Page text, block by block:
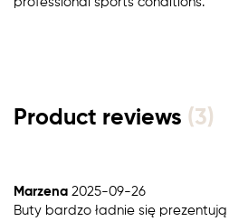
Product reviews (3)
Marzena 2025-09-26
Buty bardzo ładnie się